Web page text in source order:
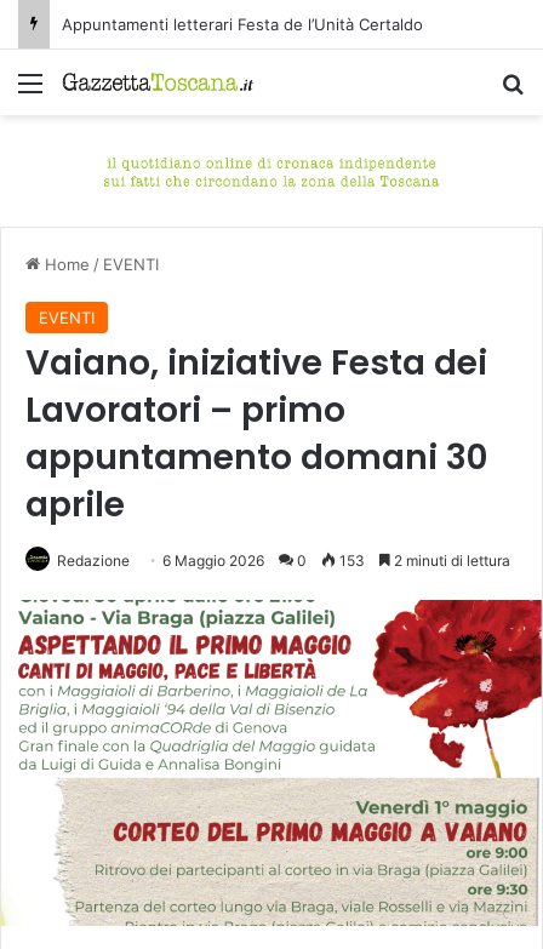
Appuntamenti letterari Festa de l’Unità Certaldo
Menu
Home / EVENTI
EVENTI
Vaiano, iniziative Festa dei
Lavoratori – primo
appuntamento domani 30
aprile
Redazione 6 Maggio 2026 0 153 2 minuti di lettura